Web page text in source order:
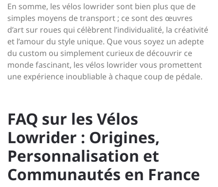
En somme, les vélos lowrider sont bien plus que de
simples moyens de transport ; ce sont des œuvres
d’art sur roues qui célèbrent l’individualité, la créativité
et l’amour du style unique. Que vous soyez un adepte
du custom ou simplement curieux de découvrir ce
monde fascinant, les vélos lowrider vous promettent
une expérience inoubliable à chaque coup de pédale.
FAQ sur les Vélos
Lowrider : Origines,
Personnalisation et
Communautés en France